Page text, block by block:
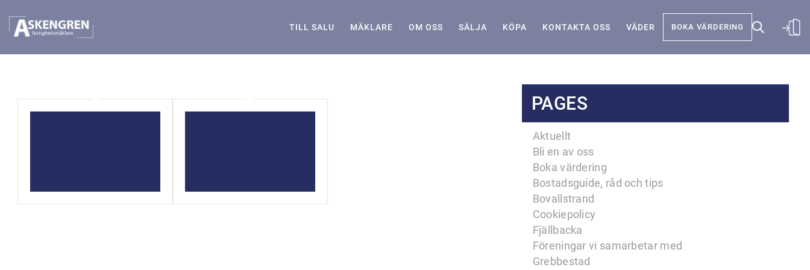
TILL SALU MÄKLARE OM OSS SÄLJA KÖPA KONTAKTA OSS VÄDER BOKA VÄRDERING
PAGES
Aktuellt
Bli en av oss
Boka värdering
Bostadsguide, råd och tips
Bovallstrand
Cookiepolicy
Fjällbacka
Föreningar vi samarbetar med
Grebbestad